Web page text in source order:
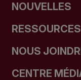
NOUVELLES
RESSOURCES
NOUS
CENTRE